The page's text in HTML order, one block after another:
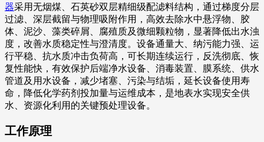
器采用无烟煤、石英砂双层精细级配滤料结构，通过梯度分层
过滤、深层截留与物理吸附作用，高效去除水中悬浮物、胶
体、泥沙、藻类碎屑、腐殖质及微细颗粒物，显著降低出水浊
度，改善水质稳定性与澄清度。设备通量大、纳污能力强、运
行平稳、抗水质冲击负荷高，可长期连续运行，反洗彻底、恢
复性能快，有效保护后端净水设备、消毒装置、膜系统、供水
管道及用水设备，减少堵塞、污染与结垢，延长设备使用寿
命，降低化学药剂投加量与运维成本，是地表水实现安全供
水、资源化利用的关键预处理设备。
工作原理